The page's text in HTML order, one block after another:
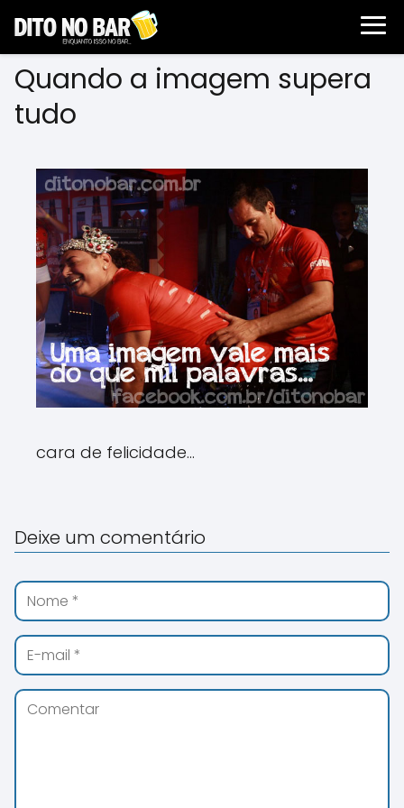
Quando a imagem supera
tudo
cara de felicidade...
Deixe um comentário